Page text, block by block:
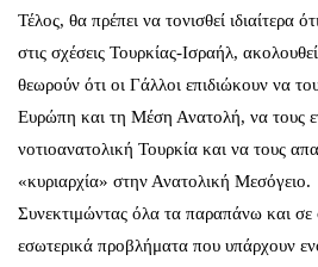
Τέλος, θα πρέπει να τονισθεί ιδιαίτερα
στις σχέσεις Τουρκίας-Ισραήλ,
θεωρούν ότι οι Γάλλοι επιδιώκουν να
Ευρώπη και τη Μέση Ανατολή, να τους
νοτιοανατολική Τουρκία και να τους
«κυριαρχία» στην Ανατολική Μεσόγειο.
Συνεκτιμώντας όλα τα παραπάνω και
εσωτερικά προβλήματα που υπάρχουν